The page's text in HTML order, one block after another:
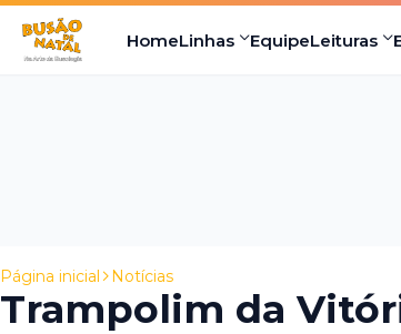
HomeLinhas EquipeLeituras
Página inicial Notícias
Trampolim da